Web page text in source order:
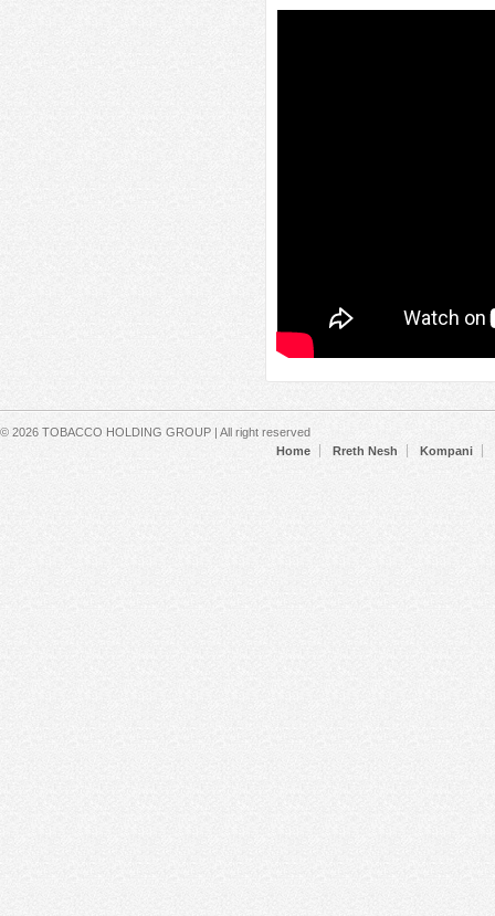
© 2026 TOBACCO HOLDING GROUP | All right reserved
Secondary menu
Home Rreth Nesh Kompani